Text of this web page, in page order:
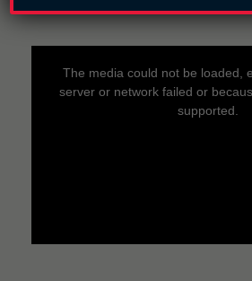
The media could not be loaded,
server or network failed or
supported.